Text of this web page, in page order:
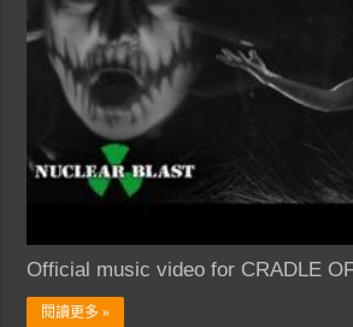
Official music video for CRADLE
閱讀更多 »